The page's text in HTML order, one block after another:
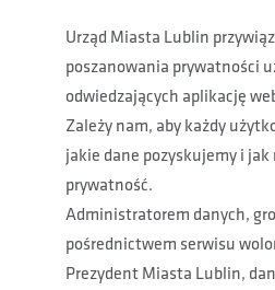
Urząd Miasta Lublin
poszanowania prywatności
odwiedzających aplikację
Zależy nam, aby każdy
jakie dane pozyskujemy i
prywatność.
Administratorem danych,
pośrednictwem serwisu
Prezydent Miasta Lublin,